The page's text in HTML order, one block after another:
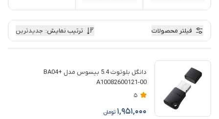
فیلتر محصولات ترتیب نمایش: جدیدترین
دانگل بلوتوث 5.4 بیسوس مدل BA04+
A10082600121-00
5
1,951,000 تومان